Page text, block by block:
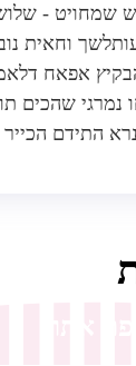
שמחויט -
וחאית
אפאח
נמרגי שהכים